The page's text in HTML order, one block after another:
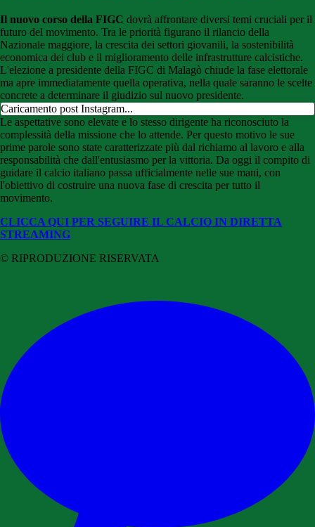
Il nuovo corso della FIGC dovrà affrontare diversi temi cruciali per il
futuro del movimento. Tra le priorità figurano il rilancio della
Nazionale maggiore, la crescita dei settori giovanili, la sostenibilità
economica dei club e il miglioramento delle infrastrutture calcistiche.
L'elezione a presidente della FIGC di Malagò chiude la fase elettorale
ma apre immediatamente quella operativa, nella quale saranno le scelte
concrete a determinare il giudizio sul nuovo presidente.
Caricamento post Instagram...
Le aspettative sono elevate e lo stesso dirigente ha riconosciuto la
complessità della missione che lo attende. Per questo motivo le sue
prime parole sono state caratterizzate più dal richiamo al lavoro e alla
responsabilità che dall'entusiasmo per la vittoria. Da oggi il compito di
guidare il calcio italiano passa ufficialmente nelle sue mani, con
l'obiettivo di costruire una nuova fase di crescita per tutto il
movimento.
CLICCA QUI PER SEGUIRE IL CALCIO IN DIRETTA
STREAMING
© RIPRODUZIONE RISERVATA